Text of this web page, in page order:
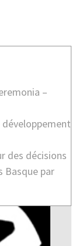
–
développement
des décisions
Basque par